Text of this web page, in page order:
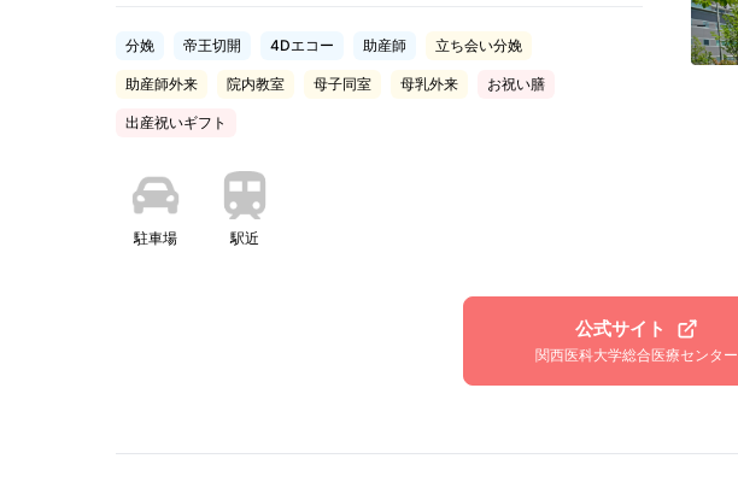
分娩 帝王切開 4Dエコー 助産師 立ち会い分娩
助産師外来 院内教室 母子同室 母乳外来 お祝い膳
出産祝いギフト
駐車場 駅近
公式サイト
関西医科大学総合医療センター